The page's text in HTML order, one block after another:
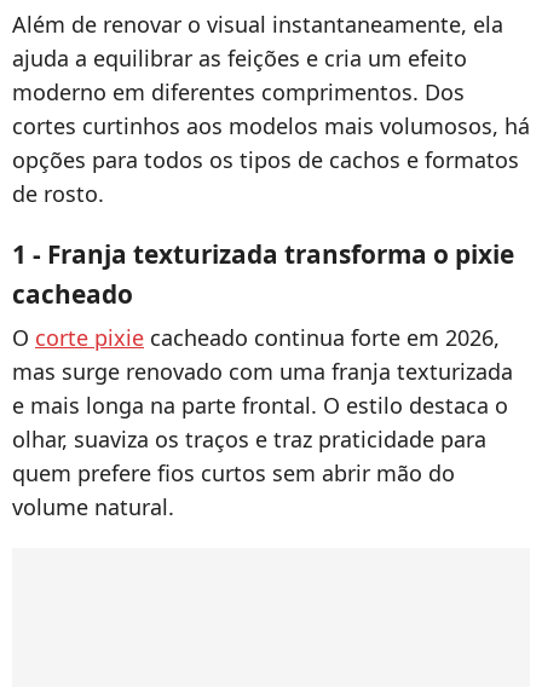
Além de renovar o visual instantaneamente, ela
ajuda a equilibrar as feições e cria um efeito
moderno em diferentes comprimentos. Dos
cortes curtinhos aos modelos mais volumosos, há
opções para todos os tipos de cachos e formatos
de rosto.
1 - Franja texturizada transforma o pixie
cacheado
O corte pixie cacheado continua forte em 2026,
mas surge renovado com uma franja texturizada
e mais longa na parte frontal. O estilo destaca o
olhar, suaviza os traços e traz praticidade para
quem prefere fios curtos sem abrir mão do
volume natural.